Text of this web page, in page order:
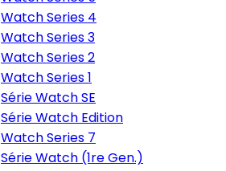
Watch Series 4
Watch Series 3
Watch Series 2
Watch Series 1
Série Watch SE
Série Watch Edition
Watch Series 7
Série Watch (1re Gen.)